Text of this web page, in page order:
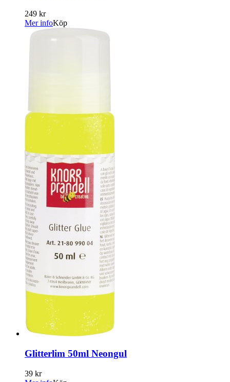
249 kr
Mer infoKöp
Glitterlim 50ml Neongul
39 kr